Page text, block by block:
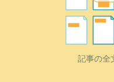
記事の全